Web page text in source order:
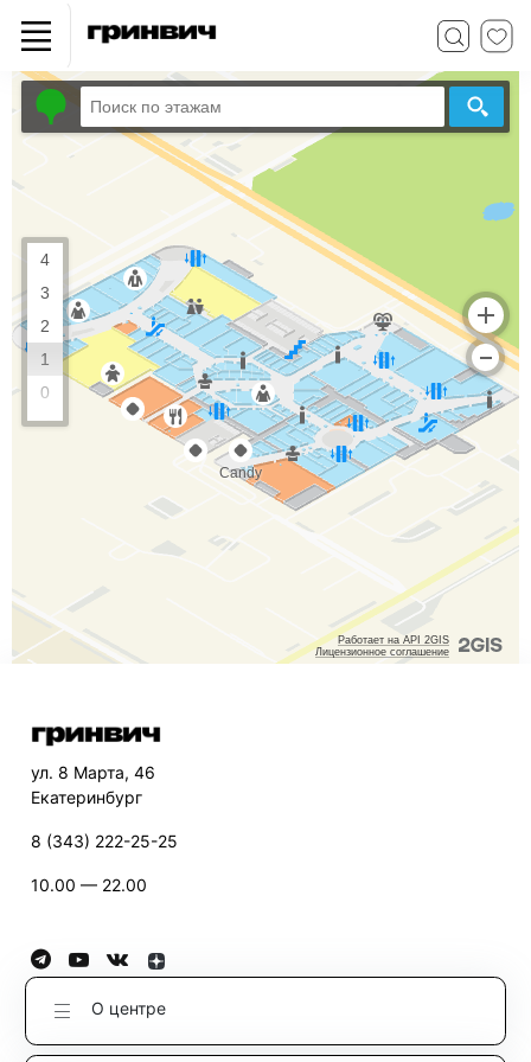
ул. 8 Марта, 46
Екатеринбург
8 (343) 222-25-25
10.00 — 22.00
О центре